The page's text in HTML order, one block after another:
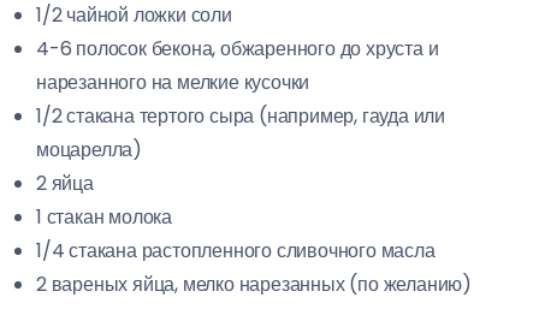
1/2 чайной ложки соли
4-6 полосок бекона, обжаренного до хруста и
нарезанного на мелкие кусочки
1/2 стакана тертого сыра (например, гауда или
моцарелла)
2 яйца
1 стакан молока
1/4 стакана растопленного сливочного масла
2 вареных яйца, мелко нарезанных (по желанию)